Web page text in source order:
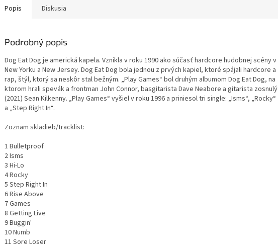
Popis Diskusia
Podrobný popis
Dog Eat Dog je americká kapela. Vznikla v roku 1990 ako súčasť hardcore hudobnej scény v
New Yorku a New Jersey. Dog Eat Dog bola jednou z prvých kapiel, ktoré spájali hardcore a
rap, štýl, ktorý sa neskôr stal bežným. „Play Games“ bol druhým albumom Dog Eat Dog, na
ktorom hrali spevák a frontman John Connor, basgitarista Dave Neabore a gitarista zosnulý
(2021) Sean Kilkenny. „Play Games“ vyšiel v roku 1996 a priniesol tri single: „Isms“, „Rocky“
a „Step Right In“.
Zoznam skladieb/tracklist:
1 Bulletproof
2 Isms
3 Hi-Lo
4 Rocky
5 Step Right In
6 Rise Above
7 Games
8 Getting Live
9 Buggin'
10 Numb
11 Sore Loser